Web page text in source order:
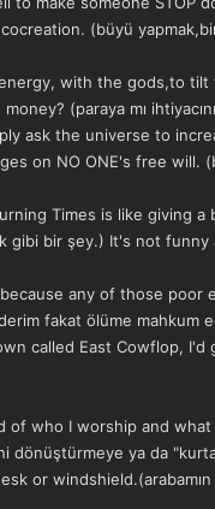
(büyü
with the gods,to tilt
money? (paraya mı
ask the universe to
on NO ONE's free
Times is like giving
gibi bir şey.) It's not
any of those
fakat ölüme mahkum
called East Cowflop, I'd
who I worship and what
dönüştürmeye ya da
or windshield.(arabamın